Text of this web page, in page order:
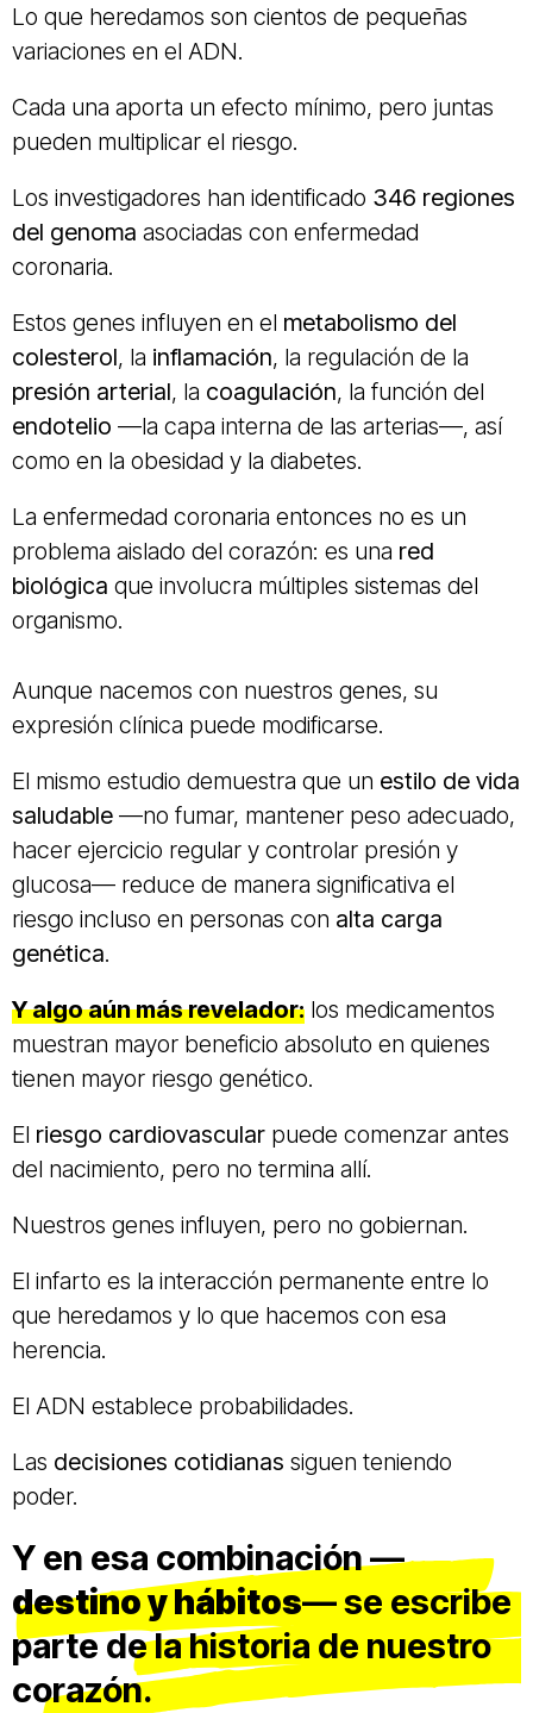
Lo que heredamos son cientos de pequeñas
variaciones en el ADN.
Cada una aporta un efecto mínimo, pero juntas
pueden multiplicar el riesgo.
Los investigadores han identificado 346 regiones
del genoma asociadas con enfermedad
coronaria.
Estos genes influyen en el metabolismo del
colesterol, la inflamación, la regulación de la
presión arterial, la coagulación, la función del
endotelio —la capa interna de las arterias—, así
como en la obesidad y la diabetes.
La enfermedad coronaria entonces no es un
problema aislado del corazón: es una red
biológica que involucra múltiples sistemas del
organismo.
Aunque nacemos con nuestros genes, su
expresión clínica puede modificarse.
El mismo estudio demuestra que un estilo de vida
saludable —no fumar, mantener peso adecuado,
hacer ejercicio regular y controlar presión y
glucosa— reduce de manera significativa el
riesgo incluso en personas con alta carga
genética.
Y algo aún más revelador: los medicamentos
muestran mayor beneficio absoluto en quienes
tienen mayor riesgo genético.
El riesgo cardiovascular puede comenzar antes
del nacimiento, pero no termina allí.
Nuestros genes influyen, pero no gobiernan.
El infarto es la interacción permanente entre lo
que heredamos y lo que hacemos con esa
herencia.
El ADN establece probabilidades.
Las decisiones cotidianas siguen teniendo
poder.
Y en esa combinación —
destino y hábitos— se escribe
parte de la historia de nuestro
corazón.